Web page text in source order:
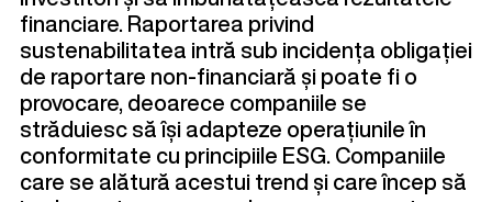
financiare. Raportarea privind
sustenabilitatea intră sub incidența obligației
de raportare non-financiară și poate fi o
provocare, deoarece companiile se
străduiesc să își adapteze operațiunile în
conformitate cu principiile ESG. Companiile
care se alătură acestui trend și care încep să